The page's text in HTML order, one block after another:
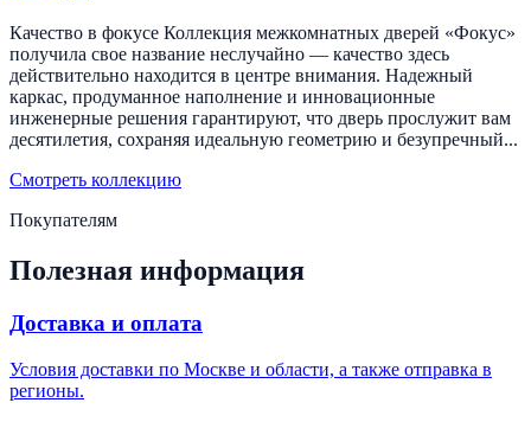
Качество в фокусе Коллекция межкомнатных дверей «Фокус»
получила свое название неслучайно — качество здесь
действительно находится в центре внимания. Надежный
каркас, продуманное наполнение и инновационные
инженерные решения гарантируют, что дверь прослужит вам
десятилетия, сохраняя идеальную геометрию и безупречный...
Смотреть коллекцию
Покупателям
Полезная информация
Доставка и оплата
Условия доставки по Москве и области, а также отправка в
регионы.